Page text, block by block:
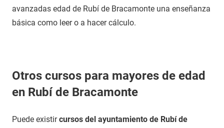
avanzadas edad de Rubí de Bracamonte una enseñanza
básica como leer o a hacer cálculo.
Otros cursos para mayores de edad
en Rubí de Bracamonte
Puede existircursos del ayuntamiento de Rubí de